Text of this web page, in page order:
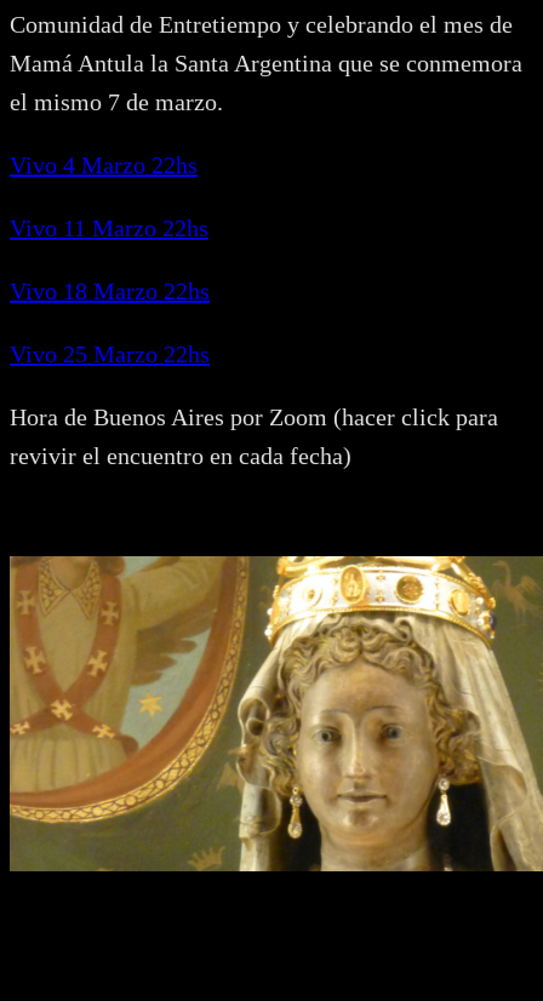
Comunidad de Entretiempo y celebrando el mes de
Mamá Antula la Santa Argentina que se conmemora
el mismo 7 de marzo.
Vivo 4 Marzo 22hs
Vivo 11 Marzo 22hs
Vivo 18 Marzo 22hs
Vivo 25 Marzo 22hs
Hora de Buenos Aires por Zoom (hacer click para
revivir el encuentro en cada fecha)